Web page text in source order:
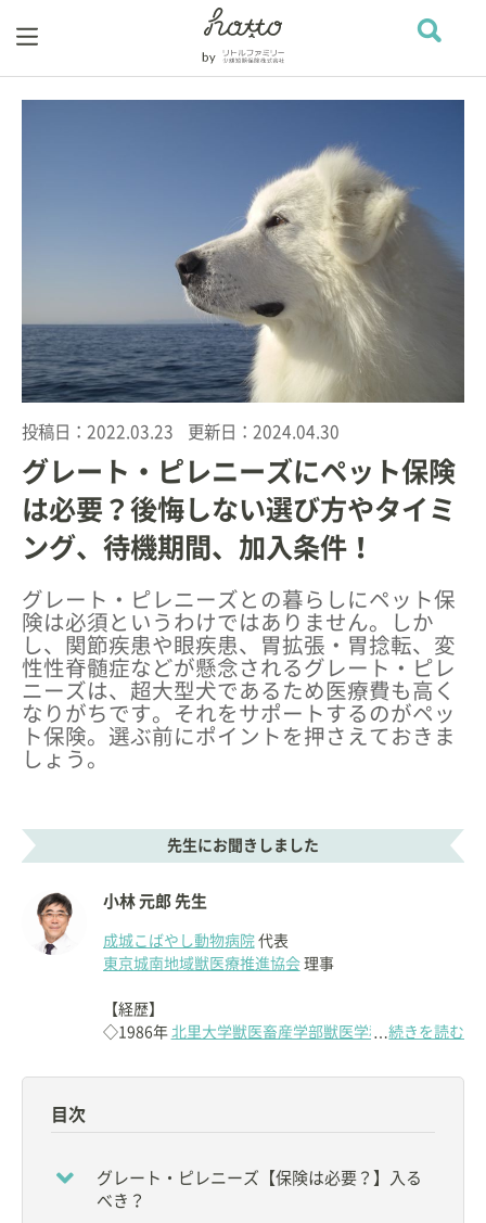
投稿日： 2022.03.23 更新日： 2024.04.30
グレート・ピレニーズにペット保険
は必要？後悔しない選び方やタイミ
ング、待機期間、加入条件！
グレート・ピレニーズとの暮らしにペット保
険は必須というわけではありません。しか
し、関節疾患や眼疾患、胃拡張・胃捻転、変
性性脊髄症などが懸念されるグレート・ピレ
ニーズは、超大型犬であるため医療費も高く
なりがちです。それをサポートするのがペッ
ト保険。選ぶ前にポイントを押さえておきま
しょう。
先生にお聞きしました
小林 元郎 先生
成城こばやし動物病院代表
東京城南地域獣医療推進協会理事
【経歴】
◇1986年 北里大学獣医畜産学部獣医学科
卒業
Centerにて研修
【資格】
獣医師
…続きを読む
目次
グレート・ピレニーズ【保険は必要？】入る
べき？